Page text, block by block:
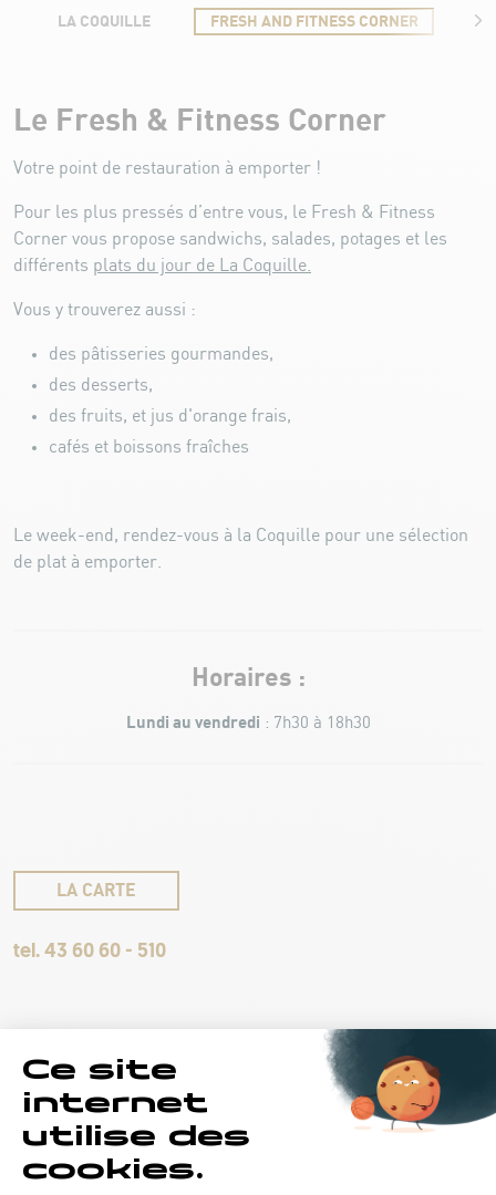
LA COQUILLE FRESH AND FITNESS CORNER
Le Fresh & Fitness Corner
Votre point de restauration à emporter !
Pour les plus pressés d’entre vous, le Fresh & Fitness
Corner vous propose sandwichs, salades, potages et les
différents plats du jour de La Coquille.
Vous y trouverez aussi :
des pâtisseries gourmandes,
des desserts,
des fruits, et jus d'orange frais,
cafés et boissons fraîches
Le week-end, rendez-vous à la Coquille pour une sélection
de plat à emporter.
Horaires :
Lundi au vendredi : 7h30 à 18h30
LA CARTE
tel. 43 60 60 - 510